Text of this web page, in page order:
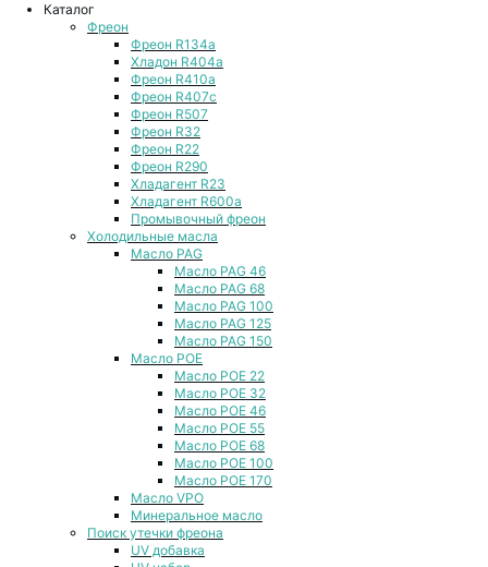
Каталог
Фреон
Фреон R134a
Хладон R404a
Фреон R410a
Фреон R407с
Фреон R507
Фреон R32
Фреон R22
Фреон R290
Хладагент R23
Хладагент R600a
Промывочный фреон
Холодильные масла
Масло PAG
Масло PAG 46
Масло PAG 68
Масло PAG 100
Масло PAG 125
Масло PAG 150
Масло POE
Масло POE 22
Масло POE 32
Масло POE 46
Масло POE 55
Масло POE 68
Масло POE 100
Масло POE 170
Масло VPO
Минеральное масло
Поиск утечки фреона
UV добавка